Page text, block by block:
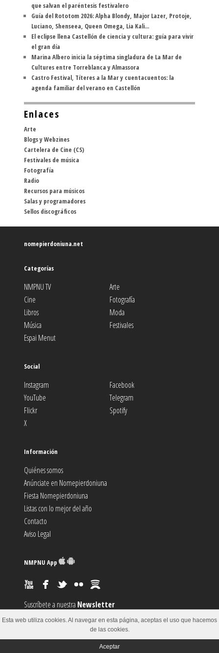
que salvan el paréntesis festivalero
Guía del Rototom 2026: Alpha Blondy, Major Lazer, Protoje,
Luciano, Shenseea, Queen Omega, Lia Kali...
El eclipse llena Castellón de ciencia y cultura: guía para vivir
el gran día
Marina Albero inicia la séptima singladura de La Mar de
Cultures entre Torreblanca y Almassora
Castro Festival, Títeres a la Mar y cuentacuentos: la
agenda familiar del verano en Castellón
Enlaces
Arte
Blogs y Webzines
Cartelera de Cine (CS)
Festivales de música
Fotografía
Radio
Recursos para músicos
Salas y programadores
Sellos discográficos
nomepierdoniuna.net
Categorías
NMPNU TV
Arte
Cine
Fotografía
Libros
Moda
Música
Festivales
Espai Menut
Social
Instagram
Facebook
YouTube
Telegram
Flickr
Spotify
X
Información
Quiénes somos
Anúnciate en Nomepierdoniuna
Fiesta Nomepierdoniuna
Listas con lo mejor del año
Contacto
Aviso Legal
NMPNU App
Suscríbete a nuestra Newsletter
Suscríbete al canalRSS
Esta web utiliza cookies. Al navegar en esta página, aceptas el uso que hacemos
de las cookies.
Aceptar